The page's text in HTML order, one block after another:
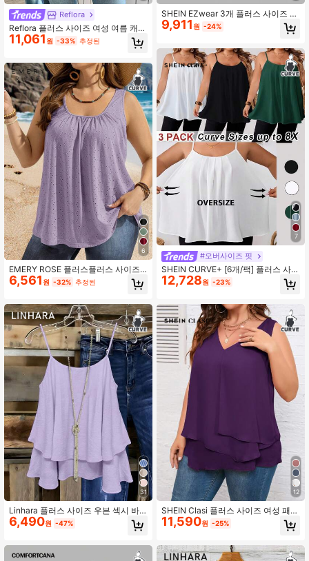
4.90 338K 팔로워
4.90 338K 팔로워
Reflora
Reflora 플러스 사이즈 여성 여름 캐주
얼 휴가 데일리 출근 레이스 캐미솔
11,061 원 -33% 추정된
6
EMERY ROSE 플러스플러스 사이즈
캐주얼 민소매 미니멀리스트 스타일
아일렛 자수 탱크 탑, 휴가 봄 여행에
6,561 원 -32% 추정된
31
Linhara 플러스 사이즈 우븐 섹시 바
캉스 캐주얼 여름 홀터 탑 및 조끼
6,490원 -47%
SHEIN EZwear 3개 플러스 사이즈 캐
주얼 미니멀리스트 잔꽃무늬 캐미솔
9,911 원 -24%
7
#오버사이즈 핏
SHEIN CURVE+ [6개/팩] 플러스 사이
즈 여성 루즈핏 캐미솔 조끼 상의, 블
랙, 화이트, 핑크, 일상복 및 휴가용 캐
가 의상/해변 의상/해변 의류
12,728원 -23%
12
SHEIN Clasi 플러스 사이즈 여성 패션
단색 무소매 셔츠
11,590원 -25%